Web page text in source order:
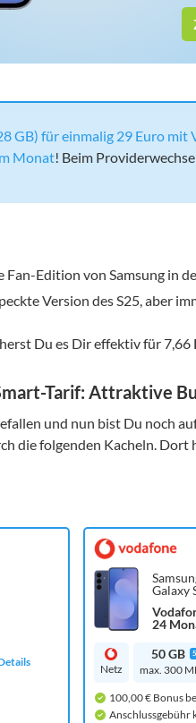
GB) für einmalig 29 Euro
Monat! Beim
Edition von Samsung in
Version des S25, aber
Du es Dir effektiv für7,66
Tarif: Attraktive
und nun bist Du noch
die folgenden Kacheln.
Galaxy
24
Netz
50 GB
max. 300
100,00 € Bonus
Anschlussgebühr